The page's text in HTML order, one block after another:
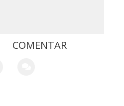
COMENTAR